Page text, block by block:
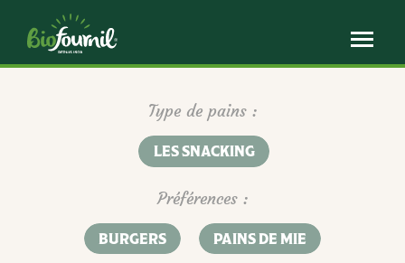
Type de pains :
LES SNACKING
Préférences :
BURGERS PAINS DE MIE
Panneau de gestion des cookies